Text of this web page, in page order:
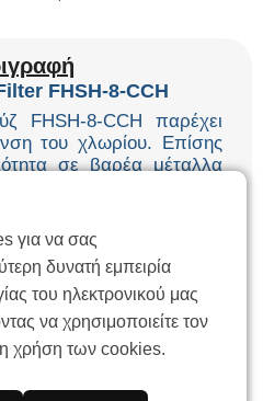
FHSH-8-CCH
FHSH-8-CCH παρέχει
του χλωρίου. Επίσης
σε βαρέα μέταλλα
αποτελεσματικά
προκαλούνται από ένα
και χλωρίου κατά τη
του μπάνιου.
(μόλυβδος, χρώμιο,
για να σας
δυνατή εμπειρία
του ηλεκτρονικού μας
να χρησιμοποιείτε τον
χρήση των cookies.